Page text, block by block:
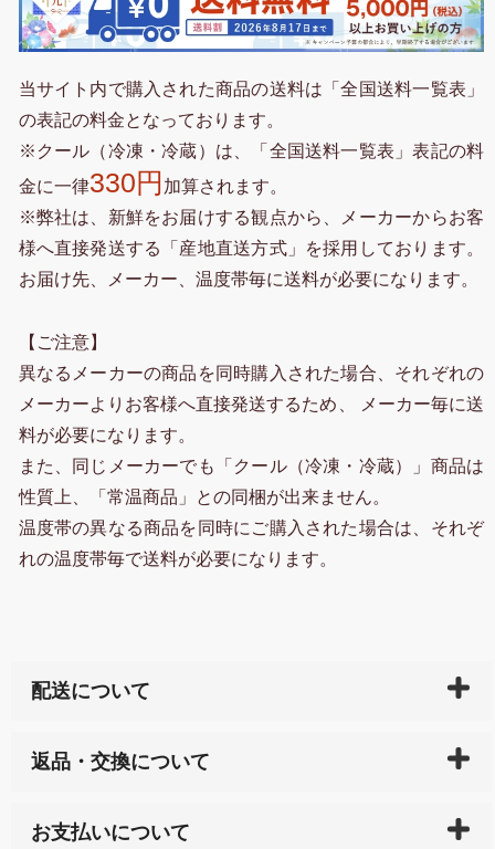
当サイト内で購入された商品の送料は「全国送料一覧表」
の表記の料金となっております。
※クール（冷凍・冷蔵）は、「全国送料一覧表」表記の料
金に一律330円 加算されます。
※弊社は、新鮮をお届けする観点から、メーカーからお客
様へ直接発送する「産地直送方式」を採用しております。
お届け先、メーカー、温度帯毎に送料が必要になります。
【ご注意】
異なるメーカーの商品を同時購入された場合、それぞれの
メーカーよりお客様へ直接発送するため、 メーカー毎に送
料が必要になります。
また、同じメーカーでも「クール（冷凍・冷蔵）」商品は
性質上、「常温商品」との同梱が出来ません。
温度帯の異なる商品を同時にご購入された場合は、それぞ
れの温度帯毎で送料が必要になります。
配送について
天ペイ」の方はご注文受付後）、 長崎県下全域に点在
サイト内で購入された商品の送料は、こちらの
全国送
返品・交換について
または配送途中の 事故などで不都合が生じている場合
お支払いについて